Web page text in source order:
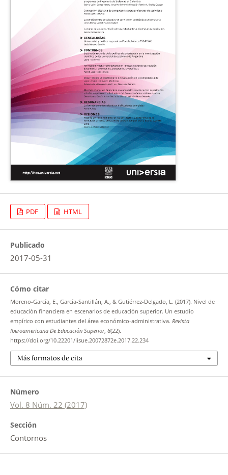
PDF HTML
Publicado
2017-05-31
Cómo citar
Moreno-García, E., García-Santillán, A., & Gutiérrez-Delgado, L. (2017). Nivel de
educación financiera en escenarios de educación superior. Un estudio
empírico con estudiantes del área económico-administrativa. Revista
Iberoamericana De Educación Superior, 8(22).
https://doi.org/10.22201/iisue.20072872e.2017.22.234
Más formatos de cita
Número
Vol. 8 Núm. 22 (2017)
Sección
Contornos